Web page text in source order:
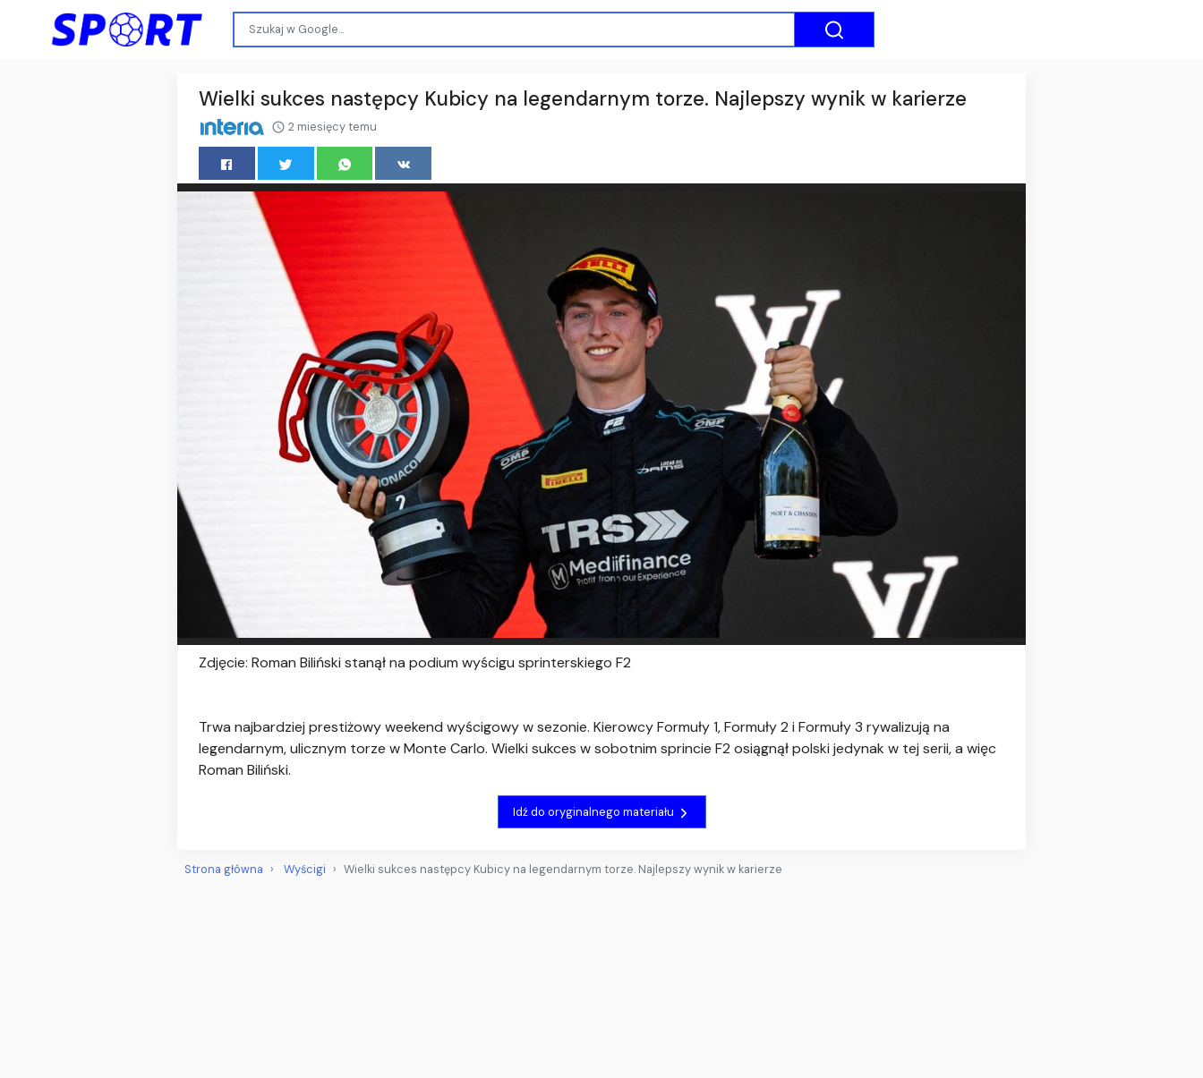
Wielki sukces następcy Kubicy na legendarnym torze. Najlepszy wynik w karierze
2 miesięcy temu
Zdjęcie: Roman Biliński stanął na podium wyścigu sprinterskiego F2
Trwa najbardziej prestiżowy weekend wyścigowy w sezonie. Kierowcy Formuły 1, Formuły 2 i Formuły 3 rywalizują na
legendarnym, ulicznym torze w Monte Carlo. Wielki sukces w sobotnim sprincie F2 osiągnął polski jedynak w tej serii, a więc
Roman Biliński.
Idź do oryginalnego materiału
Strona główna Wyścigi Wielki sukces następcy Kubicy na legendarnym torze. Najlepszy wynik w karierze